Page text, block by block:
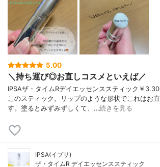
5.00
＼持ち運び◎お直しコスメといえば／
IPSAザ・タイムRデイエッセンススティック￥
このスティック。リップのような形状でこれはお
す。塗るとみずみずしくて、…続きを見る
IPSA(イプサ)
ザ・タイムR デイエッセンススティック